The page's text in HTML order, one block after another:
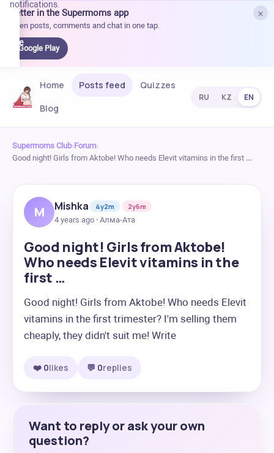
×
Better in the Supermoms app
Open posts, comments and chat in one tap.
Google Play
notifications.
Home Posts feed
Quizzes
Blog
RU KZ EN
Supermoms Club›Forum›
Good night! Girls from Aktobe! Who needs Elevit vitamins in the first …
M Mishka 4y2m
2y6m
4 years ago · Алма-Ата
Good night! Girls from Aktobe!
Who needs Elevit vitamins in the
first …
Good night! Girls from Aktobe! Who needs Elevit
vitamins in the first trimester? I'm selling them
cheaply, they didn't suit me! Write
❤️ 0likes 💬 0replies
Want to reply or ask your own
question?